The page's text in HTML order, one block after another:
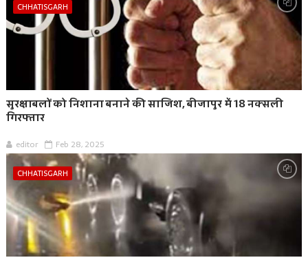
CHHATISGARH
सुरक्षाबलों को निशाना बनाने की साजिश, बीजापुर में 18 नक्सली
गिरफ्तार
editor Feb 28, 2025
CHHATISGARH